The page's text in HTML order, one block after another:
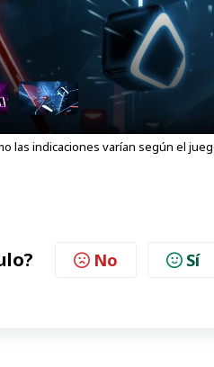
las indicaciones varían según el
No Sí